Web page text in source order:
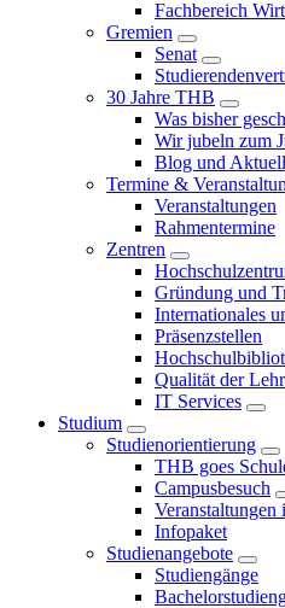
Fachbereich
Gremien
Senat
30 Jahre THB
Was bisher
Wir jubeln zum
Blog und
Termine &
Veranstaltungen
Rahmentermine
Zentren
Gründung und
Internationales
Präsenzstellen
Qualität der
IT Services
Studium
Studienorientierung
THB goes
Campusbesuch
Infopaket
Studienangebote
Studiengänge